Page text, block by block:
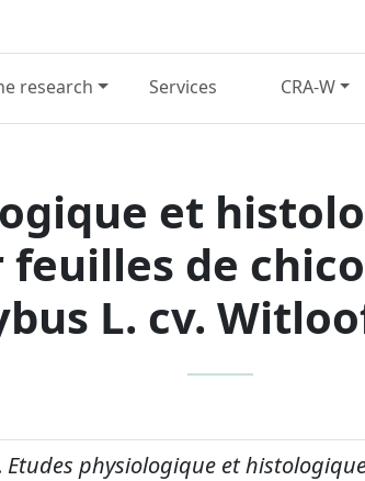
research Services CRA-W
et
feuilles de
L. cv.
Etudes physiologique et